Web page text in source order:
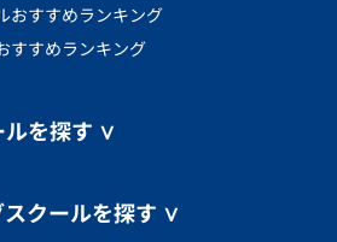
おすすめランキング
すすめランキング
を探す ∨
クールを探す ∨